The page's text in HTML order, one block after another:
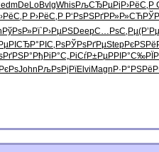
DeLoBvlgWhisРљСЂРµРј Р›РёС‚Р
Р›РёС‚Р Р‘РѕРЅРґРР»Р»СЋ
РўРѕР»Рї`Р›РµРЅDeepС…РѕС‚Рµ
Р°РІС‚РѕРЎРѕРґРµStep
РђРіР°С„РіСѓР±РµРРІР°С‰
John РљРѕРјРїElvi Magn Р·Р°РЅРё